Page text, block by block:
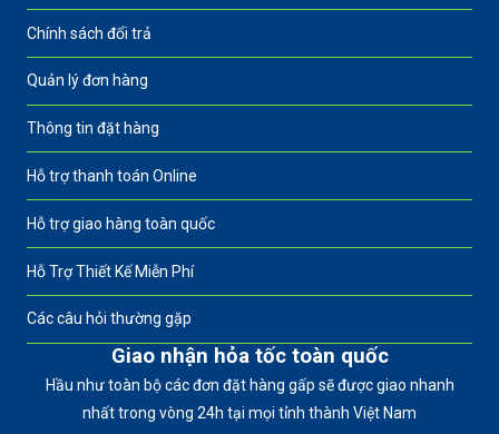
Chính sách đổi trả
Quản lý đơn hàng
Thông tin đặt hàng
Hỗ trợ thanh toán Online
Hỗ trợ giao hàng toàn quốc
Hỗ Trợ Thiết Kế Miễn Phí
Các câu hỏi thường gặp
Giao nhận hỏa tốc toàn quốc
Hầu như toàn bộ các đơn đặt hàng gấp sẽ được giao nhanh
nhất trong vòng 24h tại mọi tỉnh thành Việt Nam